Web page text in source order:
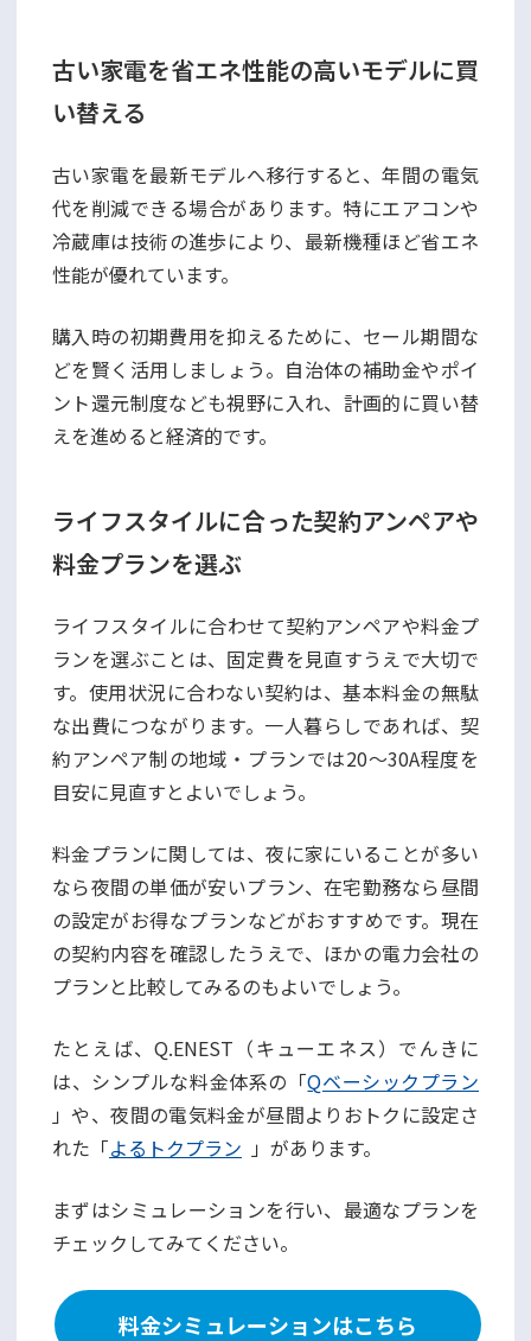
古い家電を省エネ性能の高いモデルに買
い替える
古い家電を最新モデルへ移行すると、年間の電気
代を削減できる場合があります。特にエアコンや
冷蔵庫は技術の進歩により、最新機種ほど省エネ
性能が優れています。
購入時の初期費用を抑えるために、セール期間な
どを賢く活用しましょう。自治体の補助金やポイ
ント還元制度なども視野に入れ、計画的に買い替
えを進めると経済的です。
ライフスタイルに合った契約アンペアや
料金プランを選ぶ
ライフスタイルに合わせて契約アンペアや料金プ
ランを選ぶことは、固定費を見直すうえで大切で
す。使用状況に合わない契約は、基本料金の無駄
な出費につながります。一人暮らしであれば、契
約アンペア制の地域・プランでは20〜30A程度を
目安に見直すとよいでしょう。
料金プランに関しては、夜に家にいることが多い
なら夜間の単価が安いプラン、在宅勤務なら昼間
の設定がお得なプランなどがおすすめです。現在
の契約内容を確認したうえで、ほかの電力会社の
プランと比較してみるのもよいでしょう。
たとえば、Q.ENEST（キューエネス）でんきに
は、シンプルな料金体系の「Qベーシックプラン
」や、夜間の電気料金が昼間よりおトクに設定さ
れた「よるトクプラン 」があります。
まずはシミュレーションを行い、最適なプランを
チェックしてみてください。
料金シミュレーションはこちら